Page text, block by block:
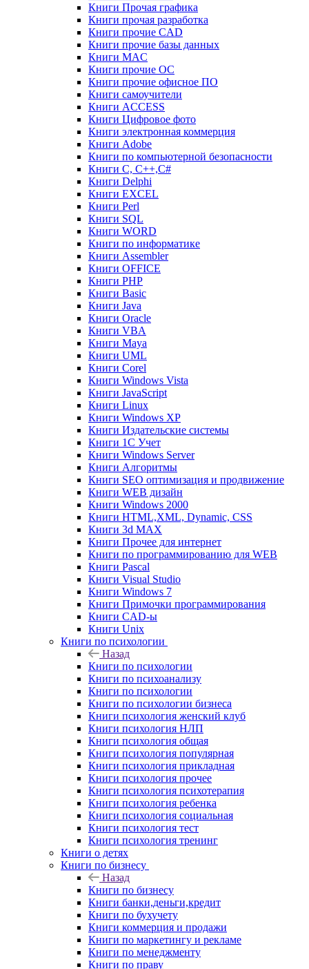
Книги Прочая графика
Книги прочая разработка
Книги прочие CAD
Книги прочие базы данных
Книги MAC
Книги прочие ОС
Книги прочие офисное ПО
Книги самоучители
Книги ACCESS
Книги Цифровое фото
Книги электронная коммерция
Книги Adobe
Книги по компьютерной безопасности
Книги C, C++,С#
Книги Delphi
Книги EXCEL
Книги Perl
Книги SQL
Книги WORD
Книги по информатике
Книги Assembler
Книги OFFICE
Книги PHP
Книги Basic
Книги Java
Книги Oracle
Книги VBA
Книги Maya
Книги UML
Книги Corel
Книги Windows Vista
Книги JavaScript
Книги Linux
Книги Windows XP
Книги Издательские системы
Книги 1C Учет
Книги Windows Server
Книги Алгоритмы
Книги SEO оптимизация и продвижение
Книги WEB дизайн
Книги Windows 2000
Книги HTML,XML, Dynamic, CSS
Книги 3d MAX
Книги Прочее для интернет
Книги по программированию для WEB
Книги Pascal
Книги Visual Studio
Книги Windows 7
Книги Примочки программирования
Книги CAD-ы
Книги Unix
Книги по психологии
Назад
Книги по психологии
Книги по психоанализу
Книги по психологии
Книги по психологии бизнеса
Книги психология женский клуб
Книги психология НЛП
Книги психология общая
Книги психология популярная
Книги психология прикладная
Книги психология прочее
Книги психология психотерапия
Книги психология ребенка
Книги психология социальная
Книги психология тест
Книги психология тренинг
Книги о детях
Книги по бизнесу
Назад
Книги по бизнесу
Книги банки,деньги,кредит
Книги по бухучету
Книги коммерция и продажи
Книги по маркетингу и рекламе
Книги по менеджменту
Книги по праву